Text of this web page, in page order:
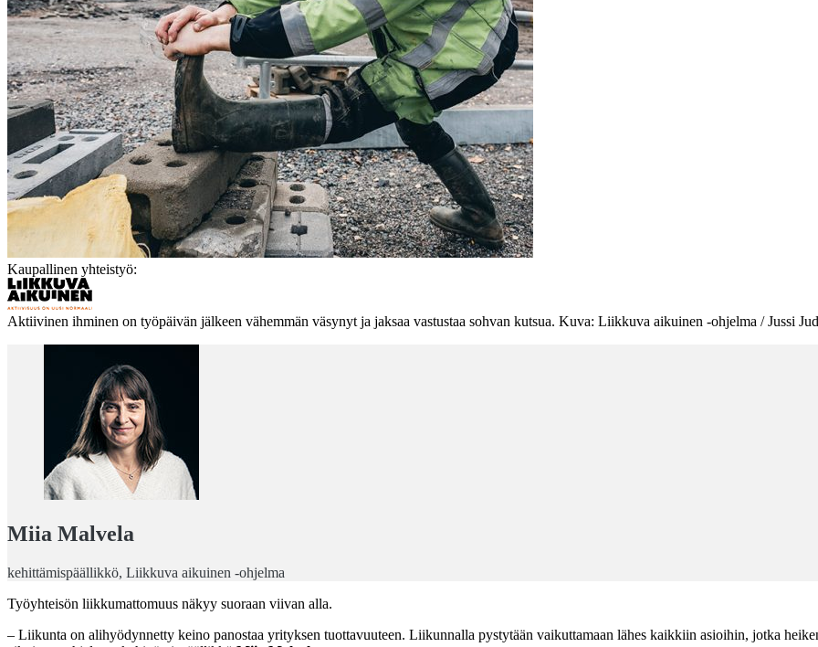
Kaupallinen yhteistyö:
Aktiivinen ihminen on työpäivän jälkeen vähemmän väsynyt ja jaksaa vastustaa sohvan kutsua. Kuva: Liikkuva aikuinen -ohjelma / Jussi
Miia Malvela
kehittämispäällikkö, Liikkuva aikuinen -ohjelma
Työyhteisön liikkumattomuus näkyy suoraan viivan alla.
– Liikunta on alihyödynnetty keino panostaa yrityksen tuottavuuteen. Liikunnalla pystytään vaikuttamaan lähes kaikkiin asioihin, jotka